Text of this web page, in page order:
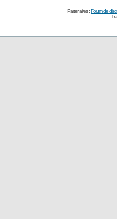
Partenaires :Forum de